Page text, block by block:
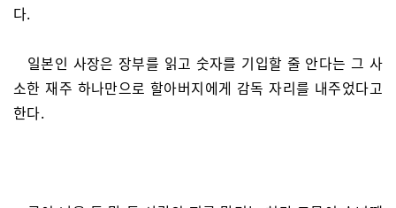
다.
일본인 사장은 장부를 읽고 숫자를 기입할 줄 안다는 그 사
소한 재주 하나만으로 할아버지에게 감독 자리를 내주었다고
한다.